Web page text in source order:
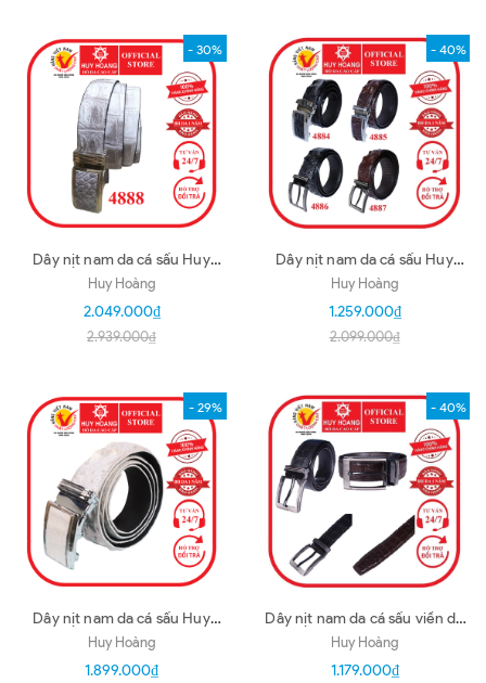
- 30%
Dây nịt nam da cá sấu Huy
Hoàng nguyên con bụng 3,5P
màu bạch tạng HD4888
Huy Hoàng
2.049.000₫
2.939.000₫
- 40%
Dây nịt nam da cá sấu Huy
Hoàng 4P gai 1,4m màu đen,
nâu đất HD4884-85-86-87
Huy Hoàng
1.259.000₫
2.099.000₫
- 29%
Dây nịt nam da cá sấu Huy
Hoàng nguyên con 3,5P màu
bạch tạng HD4880
Huy Hoàng
1.899.000₫
- 40%
Dây nịt nam da cá sấu viền da
4P đầu kim đầu kim màu đen,
nâu đất HD4823-24
Huy Hoàng
1.179.000₫